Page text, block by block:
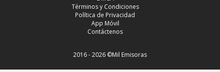
Términos y Condiciones
Política de Privacidad
App Móvil
Contáctenos
2016 - 2026 ©Mil Emisoras